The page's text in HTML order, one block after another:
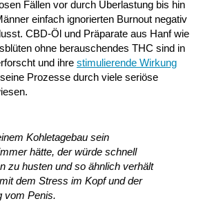
Fällen vor durch Überlastung bis hin
einfach ignorierten Burnout negativ
CBD-Öl und Präparate aus Hanf wie
ohne berauschendes THC sind in
und ihre stimulierende Wirkung
Prozesse durch viele seriöse
Kohletagebau sein
hätte, der würde schnell
zu husten und so ähnlich verhält
dem Stress im Kopf und der
vom Penis.